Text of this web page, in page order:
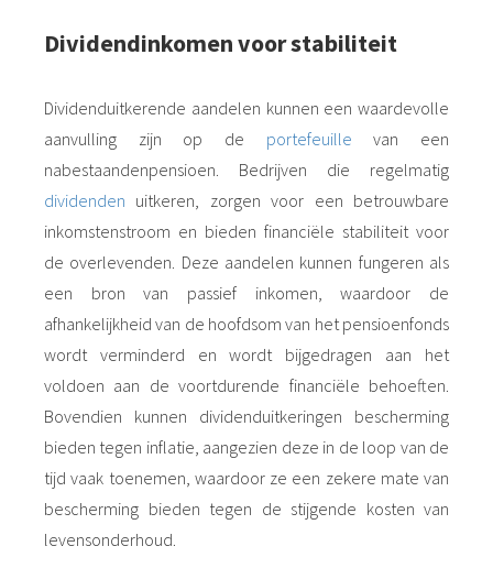
Dividendinkomen voor stabiliteit
Dividenduitkerende aandelen kunnen een waardevolle
aanvulling zijn op de portefeuille van een
nabestaandenpensioen. Bedrijven die regelmatig
dividenden uitkeren, zorgen voor een betrouwbare
inkomstenstroom en bieden financiële stabiliteit voor
de overlevenden. Deze aandelen kunnen fungeren als
een bron van passief inkomen, waardoor de
afhankelijkheid van de hoofdsom van het pensioenfonds
wordt verminderd en wordt bijgedragen aan het
voldoen aan de voortdurende financiële behoeften.
Bovendien kunnen dividenduitkeringen bescherming
bieden tegen inflatie, aangezien deze in de loop van de
tijd vaak toenemen, waardoor ze een zekere mate van
bescherming bieden tegen de stijgende kosten van
levensonderhoud.